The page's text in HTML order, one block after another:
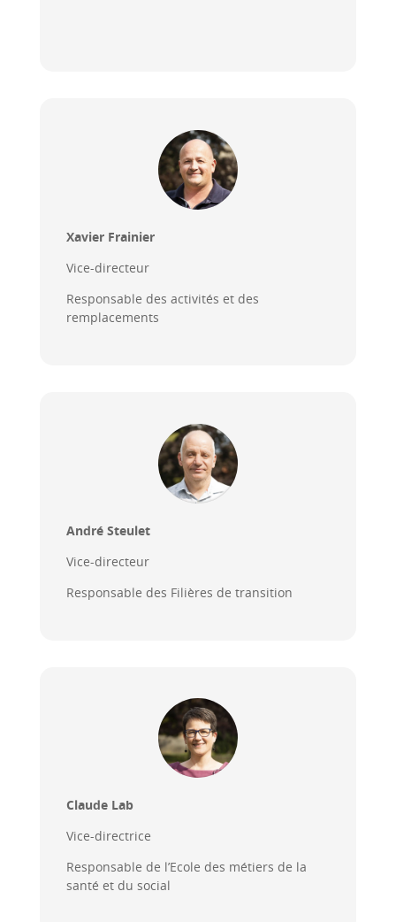
Xavier Frainier
Vice-directeur
Responsable des activités et des
remplacements
André Steulet
Vice-directeur
Responsable des Filières de transition
Claude Lab
Vice-directrice
Responsable de l’Ecole des métiers de la
santé et du social